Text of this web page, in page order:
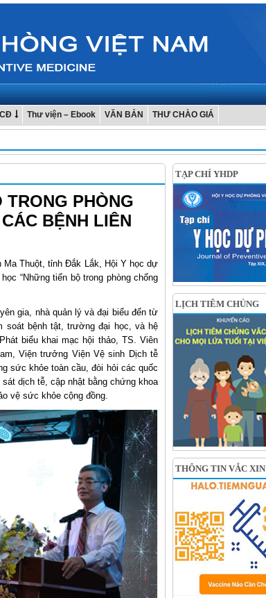
Thư viện – Ebook VĂN BẢN THƯ CHÀO GIÁ
TRONG PHÒNG
BỆNH LIÊN
Ma Thuột, tỉnh Đắk Lắk, Hội Y học dự
“Những tiến bộ trong phòng chống
gia, nhà quản lý và đại biểu đến từ
soát bệnh tật, trường đại học, và hệ
biểu khai mạc hội thảo, TS. Viên
Viện trưởng Viện Vệ sinh Dịch tễ
sức khỏe toàn cầu, đòi hỏi các quốc
dịch tễ, cập nhật bằng chứng khoa
vệ sức khỏe cộng đồng.
TẠP CHÍ YHDP
LỊCH TIÊM CHỦNG
THÔNG TIN VẮC XIN